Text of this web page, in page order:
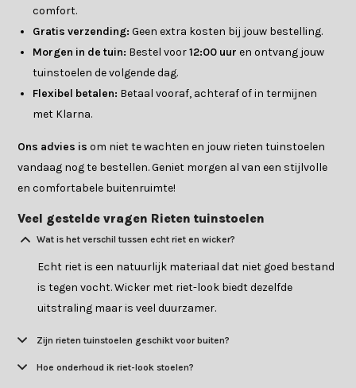
comfort.
Gratis verzending: Geen extra kosten bij jouw bestelling.
Morgen in de tuin: Bestel voor12:00 uur en ontvang jouw
tuinstoelen de volgende dag.
Flexibel betalen: Betaal vooraf, achteraf of in termijnen
met Klarna.
Ons advies is om niet te wachten en jouw rieten tuinstoelen
vandaag nog te bestellen. Geniet morgen al van een stijlvolle
en comfortabele buitenruimte!
Veel gestelde vragen Rieten tuinstoelen
Wat is het verschil tussen echt riet en wicker?
Echt riet is een natuurlijk materiaal dat niet goed bestand
is tegen vocht. Wicker met riet-look biedt dezelfde
uitstraling maar is veel duurzamer.
Zijn rieten tuinstoelen geschikt voor buiten?
Hoe onderhoud ik riet-look stoelen?